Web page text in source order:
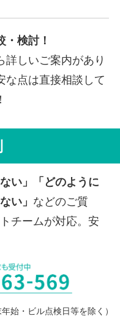
・検討！
詳しいご案内があり
な点は直接相談して
い」「どのように
い」 などのご質
チームが対応。安
始・ビル点検日等を除く）